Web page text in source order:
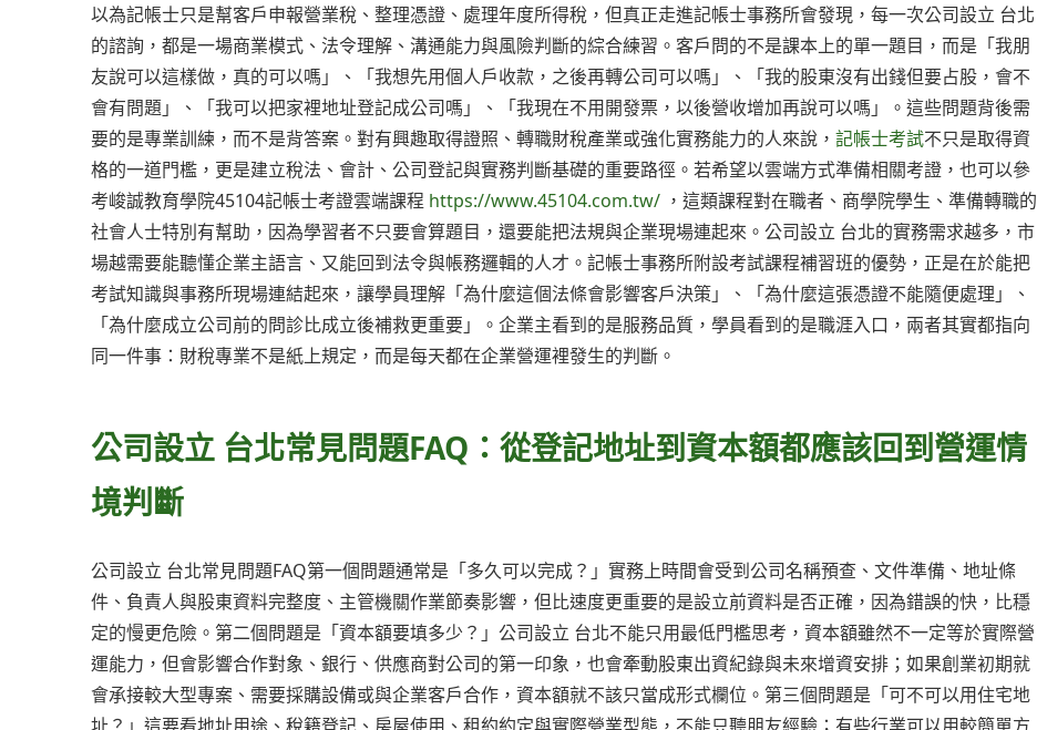
以為記帳士只是幫客戶申報營業稅、整理憑證、處理年度所得稅，但真正走進記帳士事務所會發現，每一次公司設立 台北
的諮詢，都是一場商業模式、法令理解、溝通能力與風險判斷的綜合練習。客戶問的不是課本上的單一題目，而是「我朋
友說可以這樣做，真的可以嗎」、「我想先用個人戶收款，之後再轉公司可以嗎」、「我的股東沒有出錢但要占股，會不
會有問題」、「我可以把家裡地址登記成公司嗎」、「我現在不用開發票，以後營收增加再說可以嗎」。這些問題背後需
要的是專業訓練，而不是背答案。對有興趣取得證照、轉職財稅產業或強化實務能力的人來說， 記帳士考試不只是取得資
格的一道門檻，更是建立稅法、會計、公司登記與實務判斷基礎的重要路徑。若希望以雲端方式準備相關考證，也可以參
考峻誠教育學院45104記帳士考證雲端課程 https://www.45104.com.tw/ ，這類課程對在職者、商學院學生、準備轉職的
社會人士特別有幫助，因為學習者不只要會算題目，還要能把法規與企業現場連起來。公司設立 台北的實務需求越多，市
場越需要能聽懂企業主語言、又能回到法令與帳務邏輯的人才。記帳士事務所附設考試課程補習班的優勢，正是在於能把
考試知識與事務所現場連結起來，讓學員理解「為什麼這個法條會影響客戶決策」、「為什麼這張憑證不能隨便處理」、
「為什麼成立公司前的問診比成立後補救更重要」。企業主看到的是服務品質，學員看到的是職涯入口，兩者其實都指向
同一件事：財稅專業不是紙上規定，而是每天都在企業營運裡發生的判斷。
公司設立 台北常見問題FAQ：從登記地址到資本額都應該回到營運情
境判斷
公司設立 台北常見問題FAQ第一個問題通常是「多久可以完成？」實務上時間會受到公司名稱預查、文件準備、地址條
件、負責人與股東資料完整度、主管機關作業節奏影響，但比速度更重要的是設立前資料是否正確，因為錯誤的快，比穩
定的慢更危險。第二個問題是「資本額要填多少？」公司設立 台北不能只用最低門檻思考，資本額雖然不一定等於實際營
運能力，但會影響合作對象、銀行、供應商對公司的第一印象，也會牽動股東出資紀錄與未來增資安排；如果創業初期就
會承接較大型專案、需要採購設備或與企業客戶合作，資本額就不該只當成形式欄位。第三個問題是「可不可以用住宅地